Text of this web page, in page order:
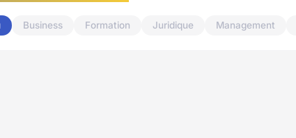
Business Formation Juridique Management